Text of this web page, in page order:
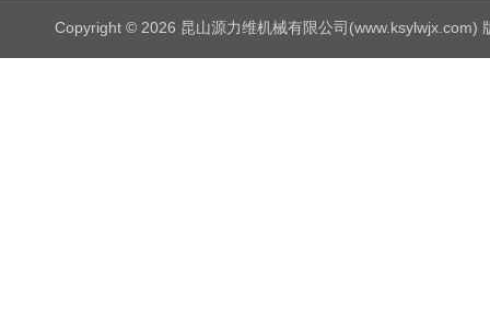
Copyright © 2026 昆山源力维机械有限公司(www.ksylwjx.com)